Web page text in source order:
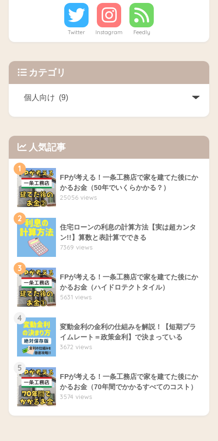
Twitter Instagram Feedly
カテゴリ
人気記事
1
FPが考える！一条工務店で家を建てた後にか
かるお金（50年でいくらかかる？）
25056 views
2
住宅ローンの利息の計算方法【実は超カンタ
ン!!】算数と表計算でできる
7369 views
3
FPが考える！一条工務店で家を建てた後にか
かるお金（ハイドロテクトタイル）
5631 views
4
変動金利の金利の仕組みを解説！【短期プラ
イムレート＝政策金利】で決まっている
3672 views
5
FPが考える！一条工務店で家を建てた後にか
かるお金（70年間でかかるすべてのコスト）
3574 views